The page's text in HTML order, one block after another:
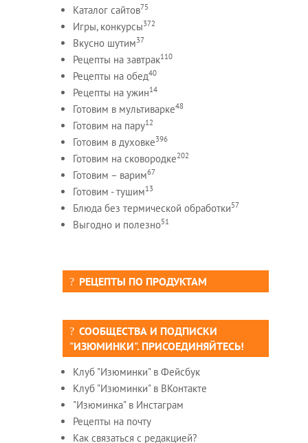
Каталог сайтов75
Игры, конкурсы372
Вкусно шутим37
Рецепты на завтрак110
Рецепты на обед40
Рецепты на ужин14
Готовим в мультиварке48
Готовим на пару12
Готовим в духовке396
Готовим на сковородке202
Готовим – варим67
Готовим - тушим13
Блюда без термической обработки57
Выгодно и полезно51
РЕЦЕПТЫ ПО ПРОДУКТАМ
СООБЩЕСТВА И ПОДПИСКИ
"ИЗЮМИНКИ". ПРИСОЕДИНЯЙТЕСЬ!
Клуб "Изюминки" в Фейсбук
Клуб "Изюминки" в ВКонтакте
"Изюминка" в Инстаграм
Рецепты на почту
Как связаться с редакцией?